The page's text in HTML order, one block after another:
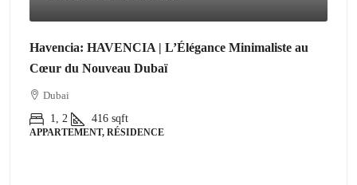
Havencia: HAVENCIA | L’Élégance Minimaliste au
Cœur du Nouveau Dubaï
Dubai
1, 2
416 sqft
APPARTEMENT, RÉSIDENCE